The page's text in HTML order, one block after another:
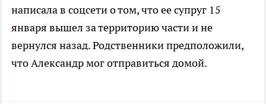
написала в соцсети о том, что ее супруг 15
января вышел за территорию части и не
вернулся назад. Родственники предположили,
что Александр мог отправиться домой.